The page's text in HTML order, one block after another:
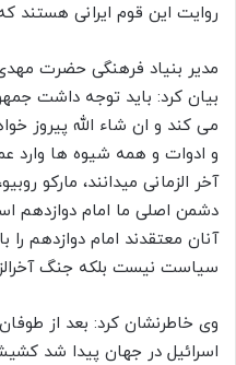
روایت این قوم ایرانی هستند
مدیر بنیاد فرهنگی حضرت
بیان کرد: باید توجه داشت
می کند و ان شاء الله پیروز
و ادوات و همه شیوه ها
آخر الزمانی میدانند، مارکو
دشمن اصلی ما امام دوازدهم
آنان معتقدند امام دوازدهم را
سیاست نیست بلکه جنگ
وی خاطرنشان کرد: بعد از
اسرائیل در جهان پیدا شد